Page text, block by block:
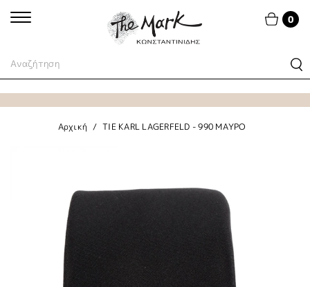
0
Αρχική TIE KARL LAGERFELD - 990 ΜΑΥΡΟ